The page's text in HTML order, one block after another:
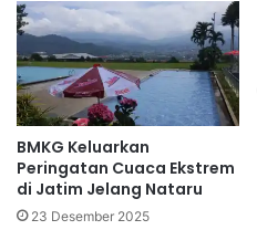
BMKG Keluarkan
Peringatan Cuaca Ekstrem
di Jatim Jelang Nataru
23 Desember 2025